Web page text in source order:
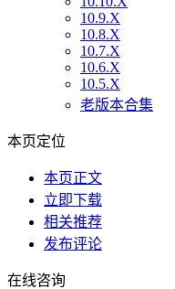
10.9.X
10.8.X
10.7.X
10.6.X
10.5.X
老版本合集
本页定位
本页正文
立即下载
相关推荐
发布评论
在线咨询